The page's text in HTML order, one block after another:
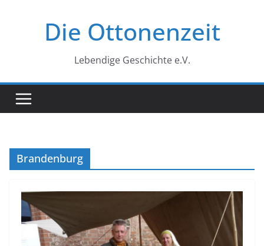
Die Ottonenzeit
Lebendige Geschichte e.V.
Brandenburg